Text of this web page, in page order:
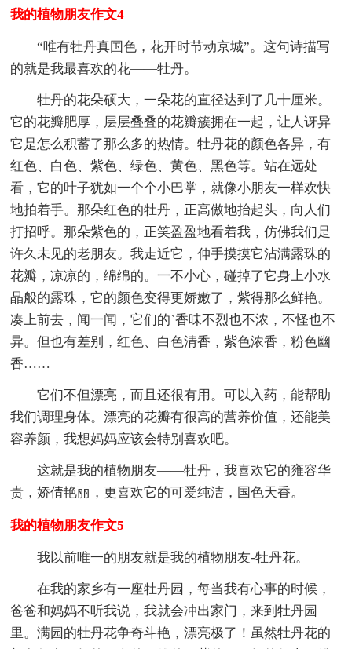
我的植物朋友作文4
“唯有牡丹真国色，花开时节动京城”。这句诗描写
的就是我最喜欢的花——牡丹。
牡丹的花朵硕大，一朵花的直径达到了几十厘米。
它的花瓣肥厚，层层叠叠的花瓣簇拥在一起，让人讶异
它是怎么积蓄了那么多的热情。牡丹花的颜色各异，有
红色、白色、紫色、绿色、黄色、黑色等。站在远处
看，它的叶子犹如一个个小巴掌，就像小朋友一样欢快
地拍着手。那朵红色的牡丹，正高傲地抬起头，向人们
打招呼。那朵紫色的，正笑盈盈地看着我，仿佛我们是
许久未见的老朋友。我走近它，伸手摸摸它沾满露珠的
花瓣，凉凉的，绵绵的。一不小心，碰掉了它身上小水
晶般的露珠，它的颜色变得更娇嫩了，紫得那么鲜艳。
凑上前去，闻一闻，它们的`香味不烈也不浓，不怪也不
异。但也有差别，红色、白色清香，紫色浓香，粉色幽
香……
它们不但漂亮，而且还很有用。可以入药，能帮助
我们调理身体。漂亮的花瓣有很高的营养价值，还能美
容养颜，我想妈妈应该会特别喜欢吧。
这就是我的植物朋友——牡丹，我喜欢它的雍容华
贵，娇倩艳丽，更喜欢它的可爱纯洁，国色天香。
我的植物朋友作文5
我以前唯一的朋友就是我的植物朋友-牡丹花。
在我的家乡有一座牡丹园，每当我有心事的时候，
爸爸和妈妈不听我说，我就会冲出家门，来到牡丹园
里。满园的牡丹花争奇斗艳，漂亮极了！虽然牡丹花的